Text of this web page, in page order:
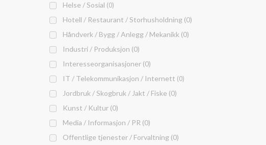
Helse / Sosial (0)
Hotell / Restaurant / Storhusholdning (0)
Håndverk / Bygg / Anlegg / Mekanikk (0)
Industri / Produksjon (0)
Interesseorganisasjoner (0)
IT / Telekommunikasjon / Internett (0)
Jordbruk / Skogbruk / Jakt / Fiske (0)
Kunst / Kultur (0)
Media / Informasjon / PR (0)
Offentlige tjenester / Forvaltning (0)